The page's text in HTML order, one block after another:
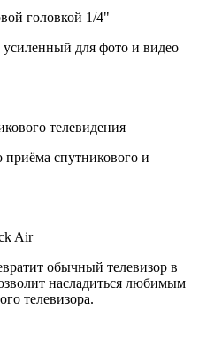
головкой 1/4"
для фото и видео
телевидения
приёма спутникового и
Air
обычный телевизор в
насладиться любимым
телевизора.